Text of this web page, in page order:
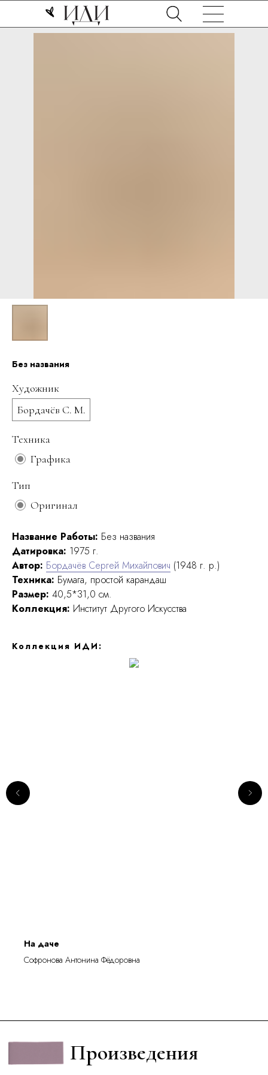
Без названия
Художник
Бордачёв С. М.
Техника
Графика
Тип
Оригинал
Название Работы: Без названия
Датировка: 1975 г.
Автор: Бордачёв Сергей Михайлович (1948 г. р.)
Техника: Бумага, простой карандаш
Размер: 40,5*31,0 см.
Коллекция: Институт Другого Искусства
Коллекция ИДИ:
На даче
Софронова Антонина Фёдоровна
Произведения